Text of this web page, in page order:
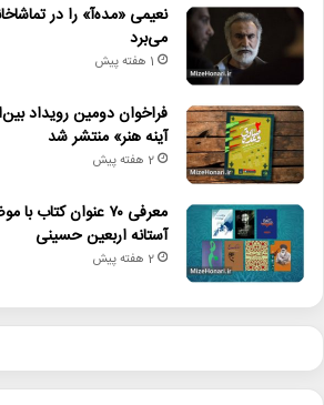
نعیمی «مده‌آ» را در
می‌برد
1 هفته پیش
فراخوان دومین رویداد
آینه هنر» منتشر شد
2 هفته پیش
معرفی ۷۰ عنوان
آستانه اربعین حسینی
2 هفته پیش